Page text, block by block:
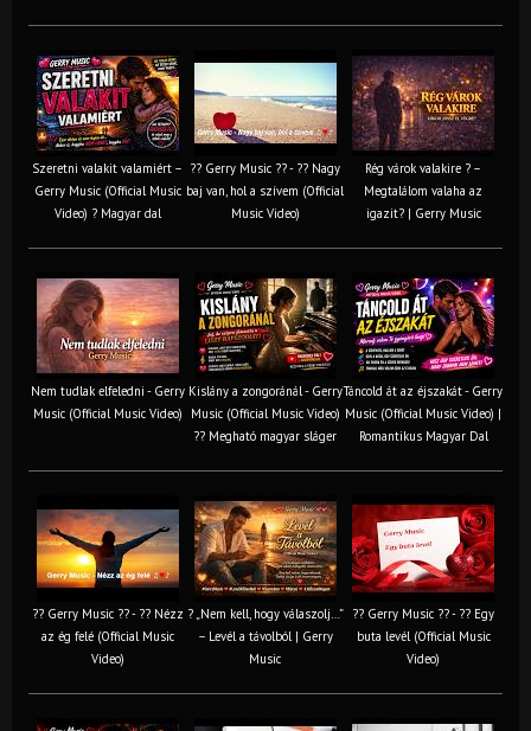
Szeretni valakit valamiért –
Gerry Music (Official Music
Video) ? Magyar dal
?? Gerry Music ?? - ?? Nagy
baj van, hol a szívem (Official
Music Video)
Rég várok valakire ? –
Megtalálom valaha az
igazit? | Gerry Music
Nem tudlak elfeledni - Gerry
Music (Official Music Video)
Kislány a zongoránál - Gerry
Music (Official Music Video)
?? Megható magyar sláger
Táncold át az éjszakát - Gerry
Music (Official Music Video) |
Romantikus Magyar Dal
?? Gerry Music ?? - ?? Nézz
az ég felé (Official Music
Video)
? „Nem kell, hogy válaszolj…”
– Levél a távolból | Gerry
Music
?? Gerry Music ?? - ?? Egy
buta levél (Official Music
Video)